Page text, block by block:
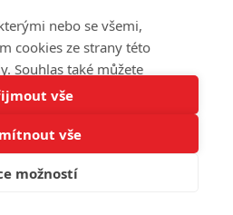
cookies.
nebo se všemi,
cookies ze strany této
Souhlas také můžete
případě vám na stránce
personalizované funkce.
budou vztahovat pouze na
nastavení a odvolání
změnit na stránce s
vše
vše
možností